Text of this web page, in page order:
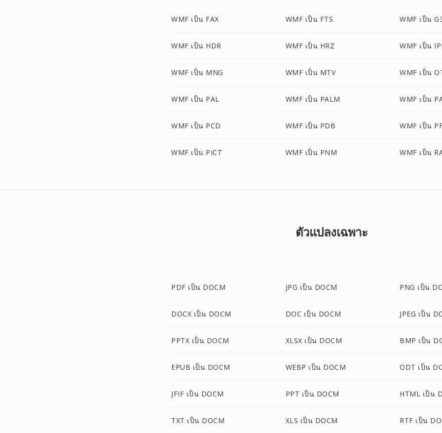
WMF เป็น FAX WMF เป็น FTS WMF เป็น
WMF เป็น HDR WMF เป็น HRZ WMF เป็น
WMF เป็น MNG WMF เป็น MTV WMF เป็น
WMF เป็น PAL WMF เป็น PALM WMF เป็น
WMF เป็น PCD WMF เป็น PDB WMF เป็น
WMF เป็น PICT WMF เป็น PNM WMF เป็น
ตัวแปลงเฉพาะ
PDF เป็น DOCM JPG เป็น DOCM PNG เป็น
DOCX เป็น DOCM DOC เป็น DOCM JPEG เป็น
PPTX เป็น DOCM XLSX เป็น DOCM BMP เป็น
EPUB เป็น DOCM WEBP เป็น DOCM ODT เป็น
JFIF เป็น DOCM PPT เป็น DOCM HTML เป็น
TXT เป็น DOCM XLS เป็น DOCM RTF เป็น